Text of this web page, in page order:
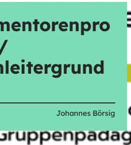
Johannes Börsig